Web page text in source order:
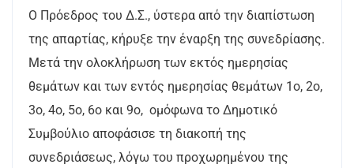
Ο Πρόεδρος του Δ.Σ., ύστερα από την διαπίστωση
της απαρτίας, κήρυξε την έναρξη της συνεδρίασης.
Μετά την ολοκλήρωση των εκτός ημερησίας
θεμάτων και των εντός ημερησίας θεμάτων 1ο, 2ο,
3ο, 4ο, 5ο, 6ο και 9ο, ομόφωνα το Δημοτικό
Συμβούλιο αποφάσισε τη διακοπή της
συνεδριάσεως, λόγω του προχωρημένου της